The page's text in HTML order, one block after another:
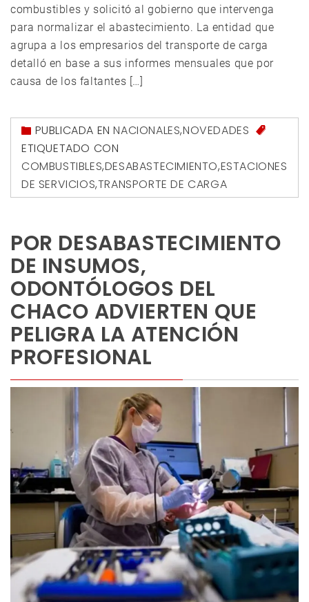
combustibles y solicitó al gobierno que intervenga
para normalizar el abastecimiento. La entidad que
agrupa a los empresarios del transporte de carga
detalló en base a sus informes mensuales que por
causa de los faltantes […]
PUBLICADA ENNACIONALES,NOVEDADES
ETIQUETADO CON
COMBUSTIBLES,DESABASTECIMIENTO,ESTACIONES
DE SERVICIOS,TRANSPORTE DE CARGA
POR DESABASTECIMIENTO
DE INSUMOS,
ODONTÓLOGOS DEL
CHACO ADVIERTEN QUE
PELIGRA LA ATENCIÓN
PROFESIONAL